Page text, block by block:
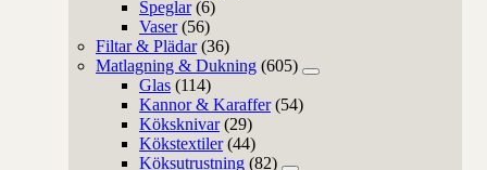
Speglar (6)
Vaser (56)
Filtar & Plädar (36)
Matlagning & Dukning (605)
Glas (114)
Kannor & Karaffer (54)
Köksknivar (29)
Kökstextiler (44)
Köksutrustning (82)